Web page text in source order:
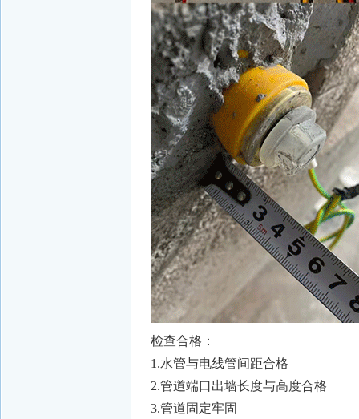
检查合格：
1.水管与电线管间距合格
2.管道端口出墙长度与高度合格
3.管道固定牢固